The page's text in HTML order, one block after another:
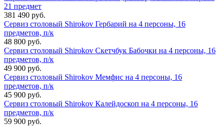
21 предмет
381 490 руб.
Сервиз столовый Shirokov Гербарий на 4 персоны, 16
предметов, п/к
48 800 руб.
Сервиз столовый Shirokov Скетчбук Бабочки на 4 персоны, 16
предметов, п/к
49 900 руб.
Сервиз столовый Shirokov Мемфис на 4 персоны, 16
предметов, п/к
45 900 руб.
Сервиз столовый Shirokov Калейдоскоп на 4 персоны, 16
предметов, п/к
59 900 руб.